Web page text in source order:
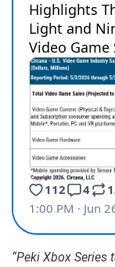
“Peki Xbox Series